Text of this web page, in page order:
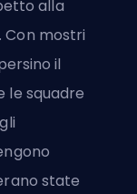
alla
mostri
il
le squadre
state